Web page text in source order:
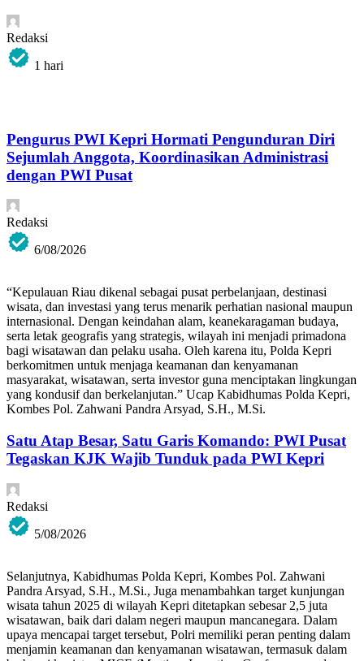
Redaksi
1 hari
Pengurus PWI Kepri Hormati Pengunduran Diri
Sejumlah Anggota, Koordinasikan Administrasi
dengan PWI Pusat
Redaksi
6/08/2026
“Kepulauan Riau dikenal sebagai pusat perbelanjaan, destinasi
wisata, dan investasi yang terus menarik perhatian nasional maupun
internasional. Dengan keindahan alam, keanekaragaman budaya,
serta letak geografis yang strategis, wilayah ini menjadi primadona
bagi wisatawan dan pelaku usaha. Oleh karena itu, Polda Kepri
berkomitmen untuk menjaga keamanan dan kenyamanan
masyarakat, wisatawan, serta investor guna menciptakan lingkungan
yang kondusif dan berkelanjutan.” Ucap Kabidhumas Polda Kepri,
Kombes Pol. Zahwani Pandra Arsyad, S.H., M.Si.
Satu Atap Besar, Satu Garis Komando: PWI Pusat
Tegaskan KJK Wajib Tunduk pada PWI Kepri
Redaksi
5/08/2026
Selanjutnya, Kabidhumas Polda Kepri, Kombes Pol. Zahwani
Pandra Arsyad, S.H., M.Si., Juga menambahkan target kunjungan
wisata tahun 2025 di wilayah Kepri ditetapkan sebesar 2,5 juta
wisatawan, baik dari dalam negeri maupun mancanegara. Dalam
upaya mencapai target tersebut, Polri memiliki peran penting dalam
menjamin keamanan dan kenyamanan wisatawan, termasuk dalam